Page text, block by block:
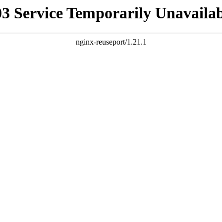
Service Temporarily
nginx-reuseport/1.21.1